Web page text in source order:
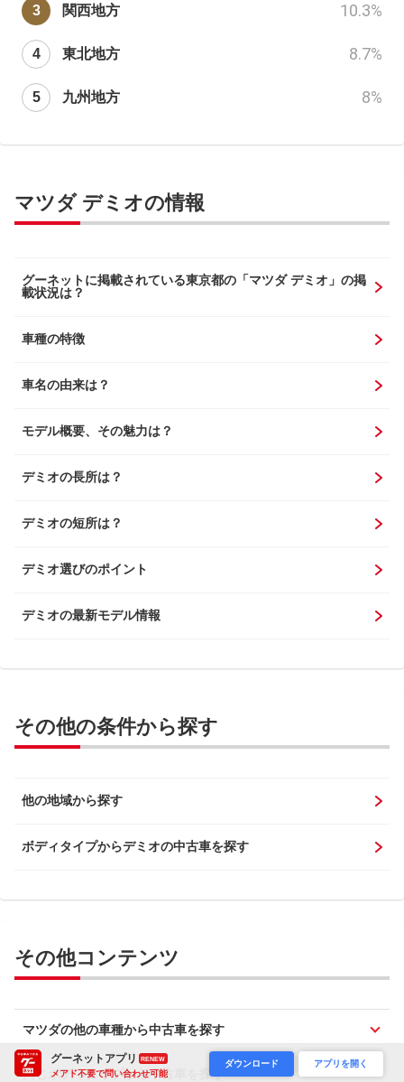
グーネットアプリ RENEW
メアド不要で問い合わせ可能
ダウンロード アプリを開く
関西地方 10.3%
東北地方 8.7%
九州地方 8%
マツダ デミオの情報
グーネットに掲載されている東京都の「マツダ デミオ」の掲
載状況は？
車種の特徴
車名の由来は？
モデル概要、その魅力は？
デミオの長所は？
デミオの短所は？
デミオ選びのポイント
デミオの最新モデル情報
その他の条件から探す
他の地域から探す
ボディタイプからデミオの中古車を探す
その他コンテンツ
マツダの他の車種から中古車を探す
同じボディタイプから中古車を探す